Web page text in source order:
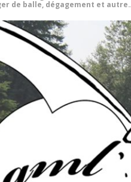
de balle, dégagement et